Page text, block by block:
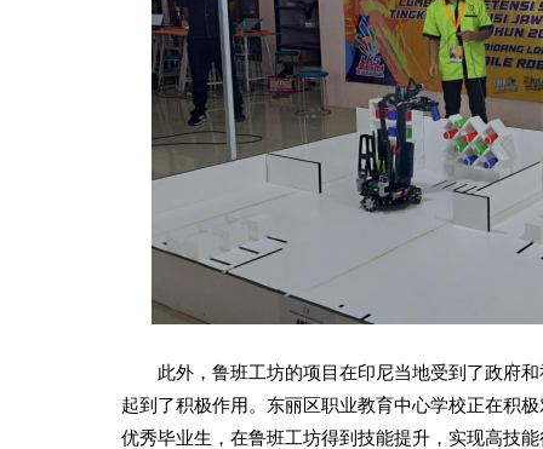
此外，鲁班工坊的项目在印尼当地受到了政府和
起到了积极作用。东丽区职业教育中心学校正在积
优秀毕业生，在鲁班工坊得到技能提升，实现高技